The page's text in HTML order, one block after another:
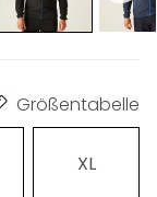
Größentabelle
XL